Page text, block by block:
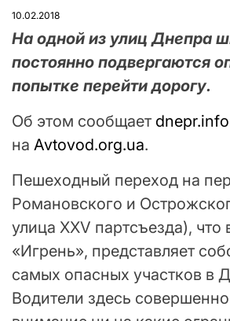
10.02.2018
На одной из улиц Днепра
постоянно подвергаются
попытке перейти дорогу.
Об этом сообщает dnepr.info
на Avtovod.org.ua.
Пешеходный переход на
Романовского и
улица XXV партсъезда),
«Игрень», представляет
самых опасных участков в
Водители здесь